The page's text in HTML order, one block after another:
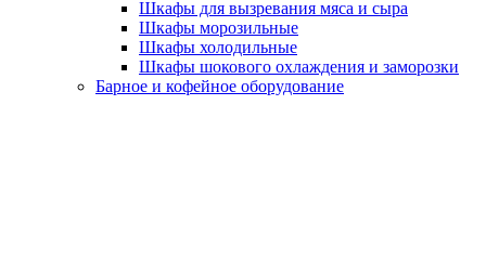
Шкафы для вызревания мяса и сыра
Шкафы морозильные
Шкафы холодильные
Шкафы шокового охлаждения и заморозки
Барное и кофейное оборудование